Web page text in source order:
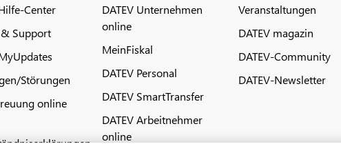
Center
Support
Störungen
online
DATEV Unternehmen
online
MeinFiskal
DATEV Personal
DATEV SmartTransfer
DATEV Arbeitnehmer
online
Veranstaltungen
DATEV magazin
DATEV-Community
DATEV-Newsletter